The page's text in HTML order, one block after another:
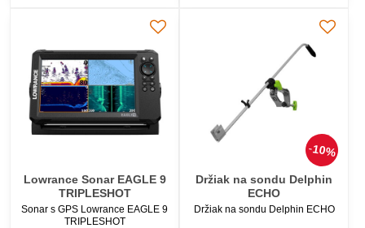
Lowrance Sonar EAGLE 9
TRIPLESHOT
Sonar s GPS Lowrance EAGLE 9
TRIPLESHOT
10%
Držiak na sondu Delphin
ECHO
Držiak na sondu Delphin ECHO